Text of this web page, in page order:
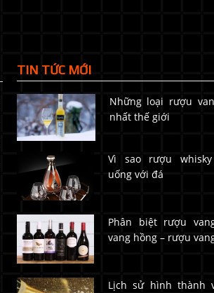
TIN TỨC MỚI
Những loại rượu
nhất thế giới
Vì sao rượu
uống với đá
Phân biệt rượu
vang hồng – rượu
Lịch sử hình thành